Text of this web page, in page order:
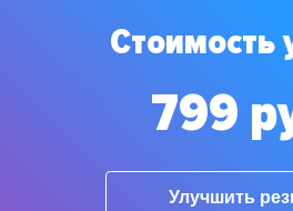
Стоимость
799
Улучшить